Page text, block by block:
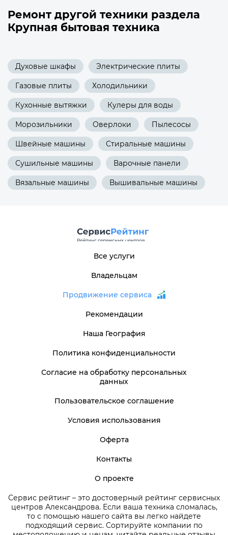
Ремонт другой техники раздела
Крупная бытовая техника
Духовые шкафы Электрические плиты
Газовые плиты Холодильники
Кухонные вытяжки Кулеры для воды
Морозильники Оверлоки Пылесосы
Швейные машины Стиральные машины
Сушильные машины Варочные панели
Вязальные машины Вышивальные машины
Сервис рейтинг – это достоверный рейтинг сервисных
центров Александрова. Если ваша техника сломалась,
то с помощью нашего сайта вы легко найдете
подходящий сервис. Сортируйте компании по
Все услуги
Владельцам
Продвижение сервиса
Рекомендации
Наша География
Политика конфиденциальности
Согласие на обработку персональных
данных
Пользовательское соглашение
Условия использования
Оферта
Контакты
О проекте